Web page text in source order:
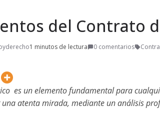
del Contrato
1 minutos de lectura 0 comentarios
es un elemento fundamental para
atenta mirada, mediante un análisis